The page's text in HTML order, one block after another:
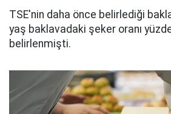
TSE'nin daha önce belirlediği
yaş baklavadaki şeker oranı
belirlenmişti.